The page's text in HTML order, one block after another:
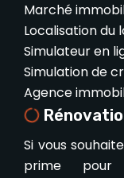
Marché
Localisation du
Simulateur en
Simulation de
Agence
Si vous
prime pour